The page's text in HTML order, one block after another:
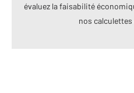
évaluez la faisabilité
nos